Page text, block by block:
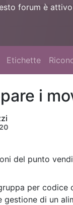
forum è
Etichette
i
del punto
per
gestione di un